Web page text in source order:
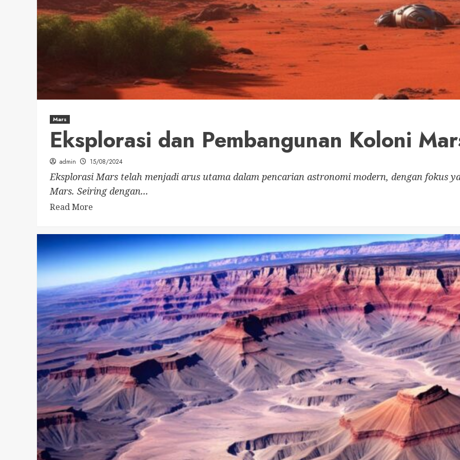
Mars
Eksplorasi dan Pembangunan Koloni
admin 15/08/2024
Eksplorasi Mars telah menjadi arus utama dalam pencarian astronomi modern, dengan fokus
Mars. Seiring dengan...
Read More